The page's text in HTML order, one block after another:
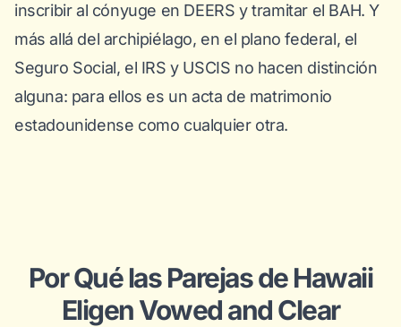
inscribir al cónyuge en DEERS y tramitar el BAH. Y
más allá del archipiélago, en el plano federal, el
Seguro Social, el IRS y USCIS no hacen distinción
alguna: para ellos es un acta de matrimonio
estadounidense como cualquier otra.
Por Qué las Parejas de Hawaii
Eligen Vowed and Clear